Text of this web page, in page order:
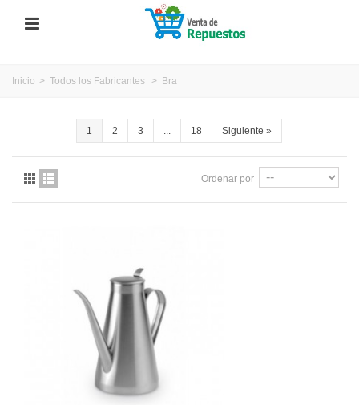
Inicio > Todos los Fabricantes > Bra
1 2 3 ... 18 Siguiente »
Ordenar por